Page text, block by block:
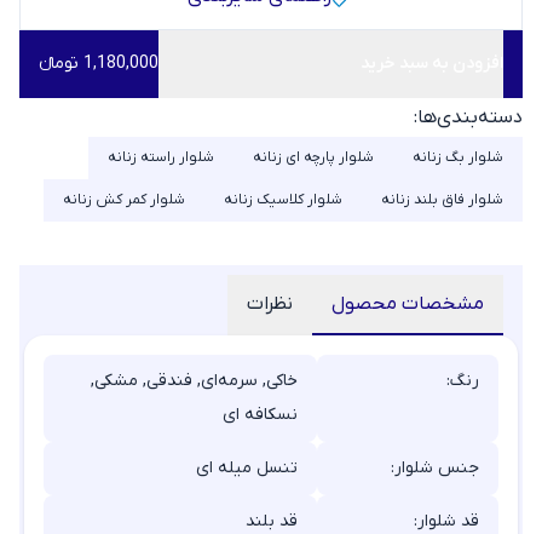
1,180,000 تومانء
دسته‌بندی‌ها:
شلوار بگ زنانه شلوار پارچه ای زنانه شلوار راسته زنانه
شلوار فاق بلند زنانه شلوار کلاسیک زنانه شلوار کمر کش زنانه
مشخصات محصول نظرات
رنگ:
خاکی, سرمه‌ای, فندقی, مشکی,
نسکافه ای
جنس شلوار: تنسل میله ای
قد شلوار: قد بلند